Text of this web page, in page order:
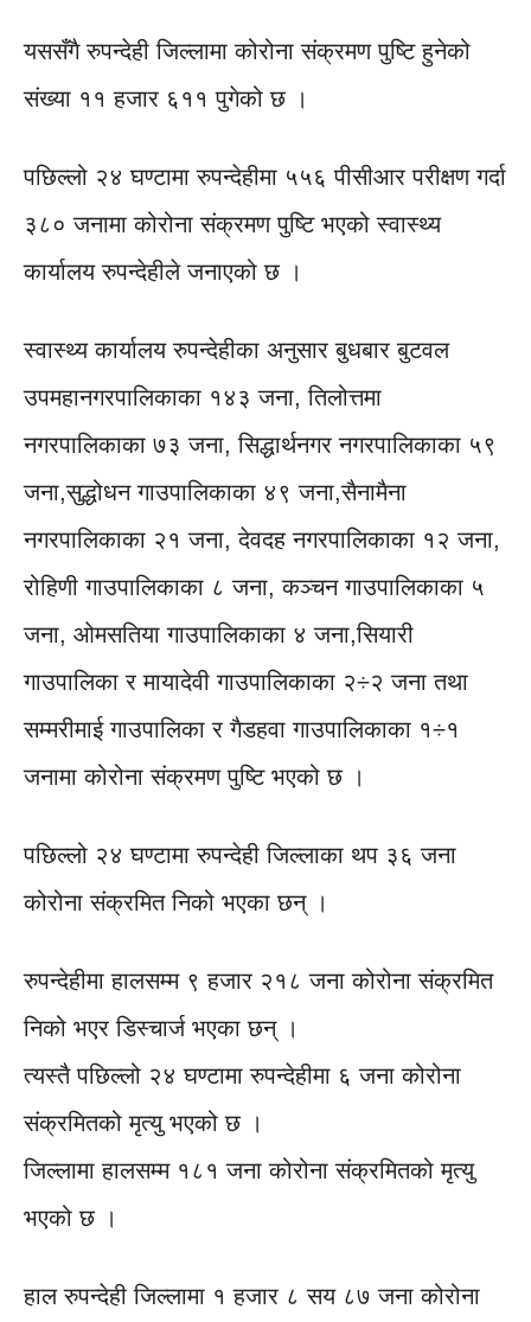
यससँगै रुपन्देही जिल्लामा कोरोना संक्रमण पुष्टि हुनेको
संख्या ११ हजार ६११ पुगेको छ ।
पछिल्लो २४ घण्टामा रुपन्देहीमा ५५६ पीसीआर परीक्षण गर्दा
३८० जनामा कोरोना संक्रमण पुष्टि भएको स्वास्थ्य
कार्यालय रुपन्देहीले जनाएको छ ।
स्वास्थ्य कार्यालय रुपन्देहीका अनुसार बुधबार बुटवल
उपमहानगरपालिकाका १४३ जना, तिलोत्तमा
नगरपालिकाका ७३ जना, सिद्धार्थनगर नगरपालिकाका ५९
जना,सुद्धोधन गाउपालिकाका ४९ जना,सैनामैना
नगरपालिकाका २१ जना, देवदह नगरपालिकाका १२ जना,
रोहिणी गाउपालिकाका ८ जना, कञ्चन गाउपालिकाका ५
जना, ओमसतिया गाउपालिकाका ४ जना,सियारी
गाउपालिका र मायादेवी गाउपालिकाका २÷२ जना तथा
सम्मरीमाई गाउपालिका र गैडहवा गाउपालिकाका १÷१
जनामा कोरोना संक्रमण पुष्टि भएको छ ।
पछिल्लो २४ घण्टामा रुपन्देही जिल्लाका थप ३६ जना
कोरोना संक्रमित निको भएका छन् ।
रुपन्देहीमा हालसम्म ९ हजार २१८ जना कोरोना संक्रमित
निको भएर डिस्चार्ज भएका छन् ।
त्यस्तै पछिल्लो २४ घण्टामा रुपन्देहीमा ६ जना कोरोना
संक्रमितको मृत्यु भएको छ ।
जिल्लामा हालसम्म १८१ जना कोरोना संक्रमितको मृत्यु
भएको छ ।
हाल रुपन्देही जिल्लामा १ हजार ८ सय ८७ जना कोरोना